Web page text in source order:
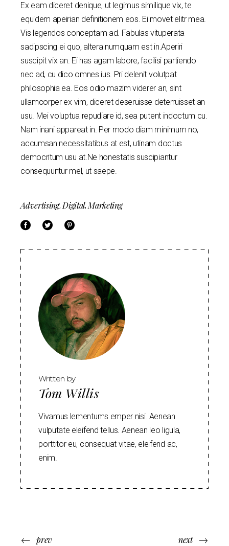
Ex eam diceret denique, ut legimus similique vix, te
equidem apeirian definitionem eos. Ei movet elitr mea.
Vis legendos conceptam ad. Fabulas vituperata
sadipscing ei quo, altera numquam est in.Aperiri
suscipit vix an. Ei has agam labore, facilisi partiendo
nec ad, cu dico omnes ius. Pri delenit volutpat
philosophia ea. Eos odio mazim viderer an, sint
ullamcorper ex vim, diceret deseruisse deterruisset an
usu. Mei voluptua repudiare id, sea putent indoctum cu.
Nam inani appareat in. Per modo diam minimum no,
accumsan necessitatibus at est, utinam doctus
democritum usu at.Ne honestatis suscipiantur
consequuntur mel, ut saepe.
Advertising, Digital, Marketing
Written by
Tom Willis
Vivamus lementums emper nisi. Aenean
vulputate eleifend tellus. Aenean leo ligula,
porttitor eu, consequat vitae, eleifend ac,
enim.
prev next